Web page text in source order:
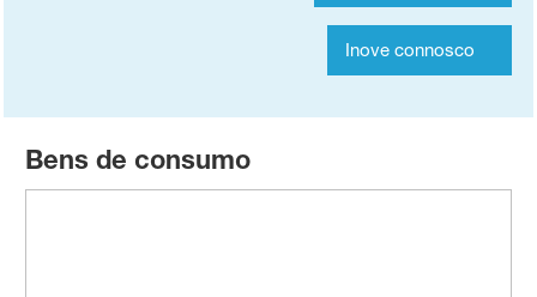
Inove connosco
Bens de consumo